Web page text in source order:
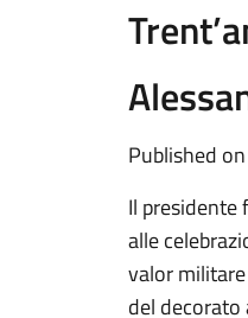
Published
Il presidente
alle
valor
del decorato